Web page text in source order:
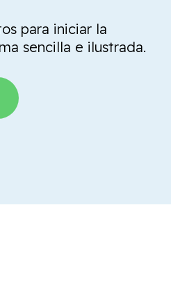
para iniciar la
sencilla e ilustrada.